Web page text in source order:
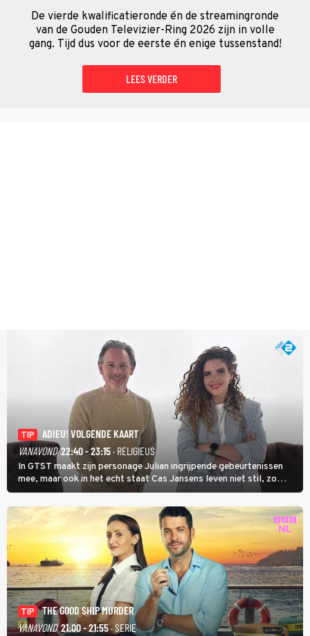
De vierde kwalificatieronde én de streamingronde
van de Gouden Televizier-Ring 2026 zijn in volle
gang. Tijd dus voor de eerste én enige tussenstand!
LEES VERDER
TIP
ADIEU! VOLGENDE KAART
VANAVOND 22:40 - 23:15· RELIGIEUS
In GTST maakt zijn personage Julian ingrijpende gebeurtenissen
mee, maar ook in het echt staat Cas Jansens leven niet stil, zo
vertelt hij in Adieu! Volgende Kaart.
TIP
THE GOOD SHIP MURDER
VANAVOND 21:00 - 21:55· SERIE